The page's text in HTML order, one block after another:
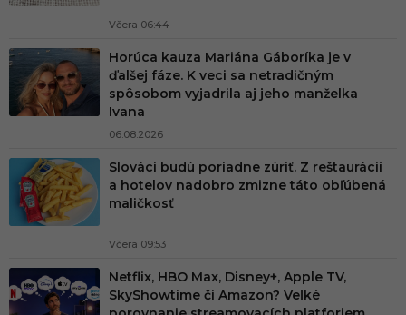
Včera 06:44
Horúca kauza Mariána Gáboríka je v
ďalšej fáze. K veci sa netradičným
spôsobom vyjadrila aj jeho manželka
Ivana
06.08.2026
Slováci budú poriadne zúriť. Z reštaurácií
a hotelov nadobro zmizne táto obľúbená
maličkosť
Včera 09:53
Netflix, HBO Max, Disney+, Apple TV,
SkyShowtime či Amazon? Veľké